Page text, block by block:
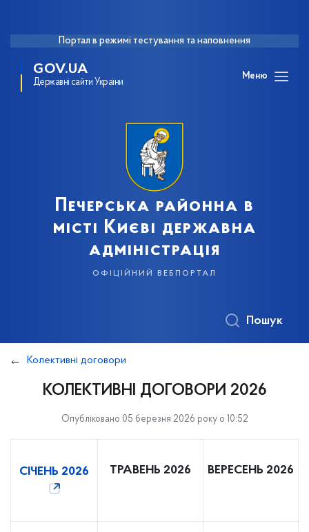
Портал в режимі тестування та наповнення
GOV.UA
Державні сайти України
Меню
Печерська районна в
місті Києві державна
адміністрація
офіційний вебпортал
Пошук
Колективні договори
КОЛЕКТИВНІ ДОГОВОРИ 2026
Опубліковано 05 березня 2026 року о 10:52
СІЧЕНЬ 2026 ТРАВЕНЬ 2026 ВЕРЕСЕНЬ 2026